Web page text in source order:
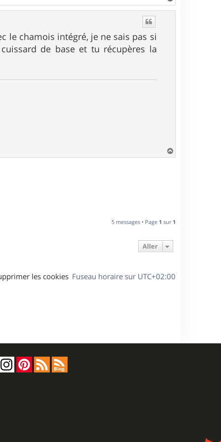
a
le chamois intégré, je ne sais pas si
de base et tu récupères la
a
5 messages • Page 1 sur 1
Aller
Fuseau horaire sur UTC+02:00
les cookies